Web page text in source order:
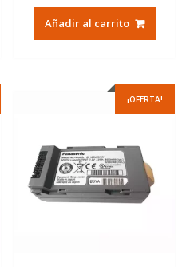
original
era:
actual
es:
Añadir al carrito
¡OFERTA!